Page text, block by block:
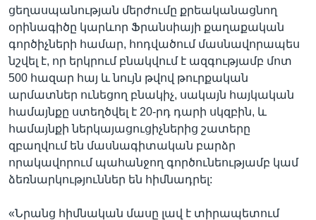
ցեղասպանության մերժումը քրեականացնող
օրինագիծը կարևոր Ֆրանսիայի քաղաքական
գործիչների համար, հոդվածում մասնավորապես
նշվել է, որ երկրում բնակվում է ազգությամբ մոտ
500 հազար հայ և նույն թվով թուրքական
արմատներ ունեցող բնակիչ, սակայն հայկական
համայնքը ստեղծվել է 20-րդ դարի սկզբին, և
համայնքի ներկայացուցիչներից շատերը
զբաղվում են մասնագիտական բարձր
որակավորում պահանջող գործունեությամբ կամ
ձեռնարկություններ են հիմնադրել:
«Նրանց հիմնական մասը լավ է տիրապետում